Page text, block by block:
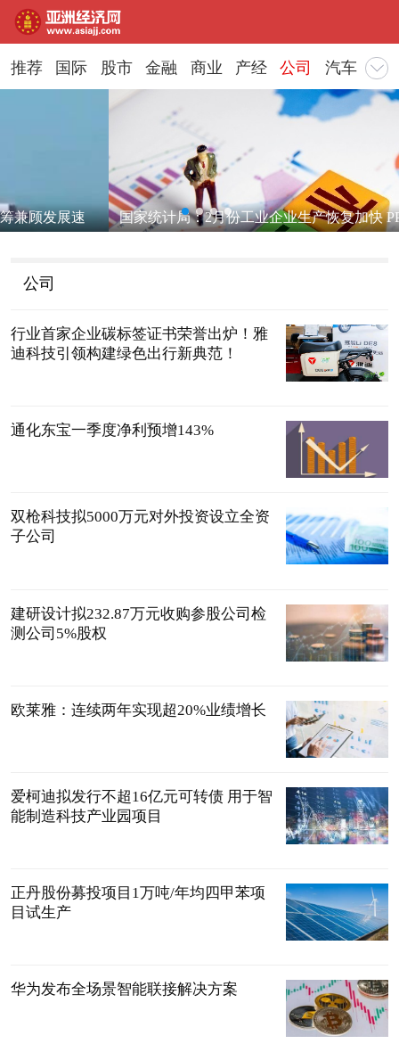
推荐 国际 股市 金融 商业 产经 公司 汽车 地
国家统计局：2月份工业企业生产恢复加快 PPI环比持平
公司
行业首家企业碳标签证书荣誉出炉！雅
迪科技引领构建绿色出行新典范！
通化东宝一季度净利预增143%
双枪科技拟5000万元对外投资设立全资
子公司
建研设计拟232.87万元收购参股公司检
测公司5%股权
欧莱雅：连续两年实现超20%业绩增长
爱柯迪拟发行不超16亿元可转债 用于智
能制造科技产业园项目
正丹股份募投项目1万吨/年均四甲苯项
目试生产
华为发布全场景智能联接解决方案